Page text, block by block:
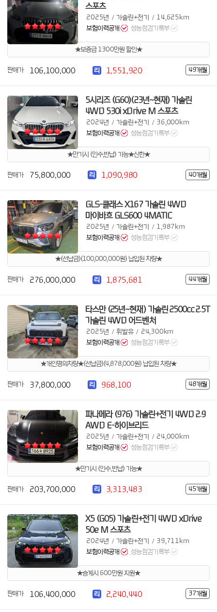
스포츠
2025년 / 가솔린+전기 / 14,625km
보험이력공개
성능점검기록부
★보증금 1300만원 할인★
판매가 106,100,000 리 1,551,920 49개월
5시리즈 (G60)(23년~현재) 가솔린
4WD 530i xDrive M 스포츠
2024년 / 가솔린+전기 / 36,000km
보험이력공개
성능점검기록부
★만기시 (인수,반납) 가능★신한★
판매가 75,800,000 리 1,090,980 40개월
GLS-클래스 X167 가솔린 4WD
마이바흐 GLS600 4MATIC
2025년 / 가솔린+전기 / 1,987km
보험이력공개
성능점검기록부
★(선납금)(100,000,000원) 납입된 차량★
판매가 276,000,000 리 1,875,681 44개월
타스만 (25년~현재) 가솔린 2500cc 2.5T
가솔린 4WD 어드벤처
2025년 / 휘발유 / 24,300km
보험이력공개
성능점검기록부
★개인명의차량★(선납금)(4,878,000원) 납입된 차량★
판매가 37,800,000 리 968,100 48개월
파나메라 (976) 가솔린+전기 4WD 2.9
AWD E-하이브리드
2025년 / 가솔린+전기 / 24,000km
보험이력공개
성능점검기록부
★만기시 (인수,반납) 가능★
판매가 203,700,000 리 3,313,483 45개월
X5 (G05) 가솔린+전기 4WD xDrive
50e M 스포츠
2024년 / 가솔린+전기 / 39,711km
보험이력공개
성능점검기록부
★승계시 600만원 지원★
판매가 106,400,000 리 2,240,440 37개월